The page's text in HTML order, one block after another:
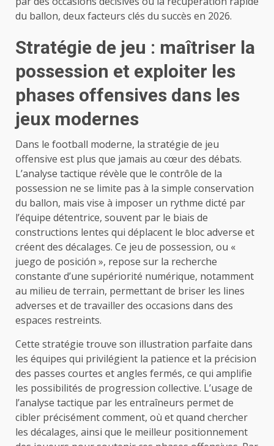
du ballon, deux facteurs clés du succès en 2026.
Stratégie de jeu : maîtriser la
possession et exploiter les
phases offensives dans les
jeux modernes
Dans le football moderne, la stratégie de jeu
offensive est plus que jamais au cœur des débats.
L’analyse tactique révèle que le contrôle de la
possession ne se limite pas à la simple conservation
du ballon, mais vise à imposer un rythme dicté par
l’équipe détentrice, souvent par le biais de
constructions lentes qui déplacent le bloc adverse et
créent des décalages. Ce jeu de possession, ou «
juego de posición », repose sur la recherche
constante d’une supériorité numérique, notamment
au milieu de terrain, permettant de briser les lines
adverses et de travailler des occasions dans des
espaces restreints.
Cette stratégie trouve son illustration parfaite dans
les équipes qui privilégient la patience et la précision
des passes courtes et angles fermés, ce qui amplifie
les possibilités de progression collective. L’usage de
l’analyse tactique par les entraîneurs permet de
cibler précisément comment, où et quand chercher
les décalages, ainsi que le meilleur positionnement